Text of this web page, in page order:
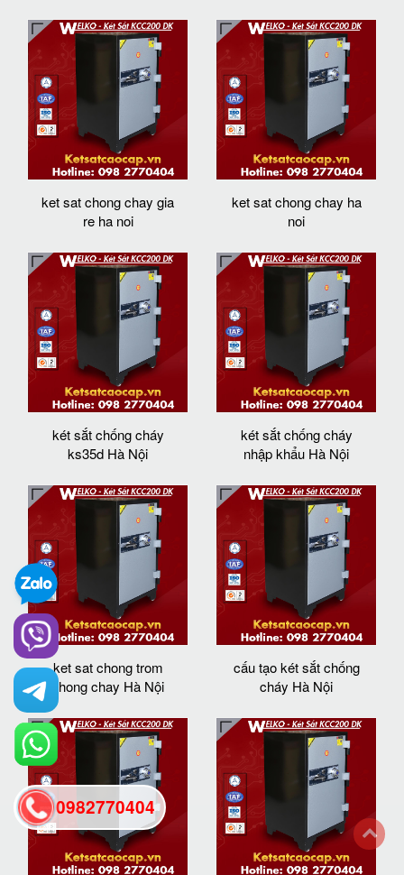
ket sat chong chay gia
re ha noi
ket sat chong chay ha
noi
két sắt chống cháy
ks35d Hà Nội
két sắt chống cháy
nhập khẩu Hà Nội
ket sat chong trom
chong chay Hà Nội
cấu tạo két sắt chống
cháy Hà Nội
0982770404
back